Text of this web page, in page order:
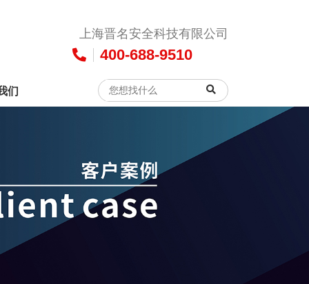
上海晋名安全科技有限公司
400-688-9510
们